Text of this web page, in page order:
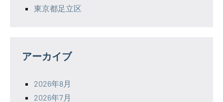
東京都足立区
アーカイブ
2026年8月
2026年7月